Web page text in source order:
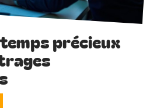
précieux